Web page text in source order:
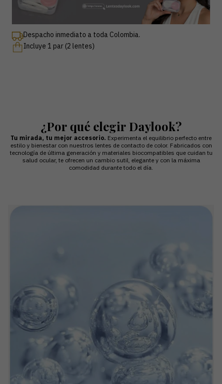
Despacho inmediato a toda Colombia.
Incluye 1 par (2 lentes)
¿Por qué elegir Daylook?
Tu mirada, tu mejor accesorio. Experimenta el equilibrio perfecto entre
estilo y bienestar con nuestros lentes de contacto de color. Fabricados con
tecnología de última generación y materiales biocompatibles que cuidan tu
salud ocular, te ofrecen un cambio sutil, elegante y con la máxima
comodidad durante todo el día.